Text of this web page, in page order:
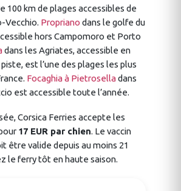
100 km de plages accessibles de
Vecchio. Propriano dans le golfe du
hors Campomoro et Porto
dans les Agriates, accessible en
est l’une des plages les plus
Focaghia à Pietroselladans
est accessible toute l’année.
Corsica Ferries accepte les
17 EUR par chien. Le vaccin
être valide depuis au moins 21
le ferry tôt en haute saison.